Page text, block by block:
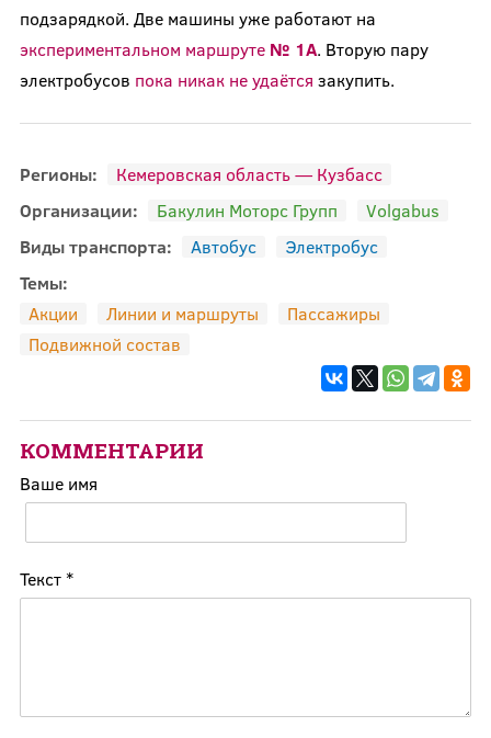
подзарядкой. Две машины уже работают на
экспериментальном маршруте № 1А. Вторую пару
электробусов пока никак не удаётся закупить.
Регионы:
Кемеровская область — Кузбасс
Организации:
Бакулин Моторс Групп
Volgabus
Виды транспорта:
Автобус
Электробус
Темы:
Акции
Линии и маршруты
Пассажиры
Подвижной состав
КОММЕНТАРИИ
Ваше имя
Текст *